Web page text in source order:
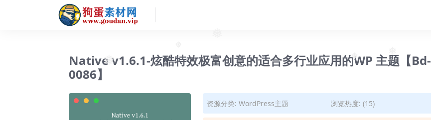
❅
❅
❅
Native v1.6.1-炫酷特效极富创意的适合多行业应用的WP 主题【Bd-
0086】
资源分类: WordPress主题 浏览热度: (15)